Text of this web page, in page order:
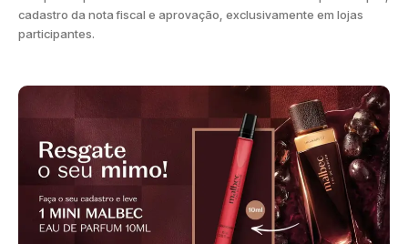
cadastro da nota fiscal e aprovação, exclusivamente em lojas
participantes.